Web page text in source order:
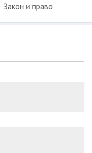
Закон и право